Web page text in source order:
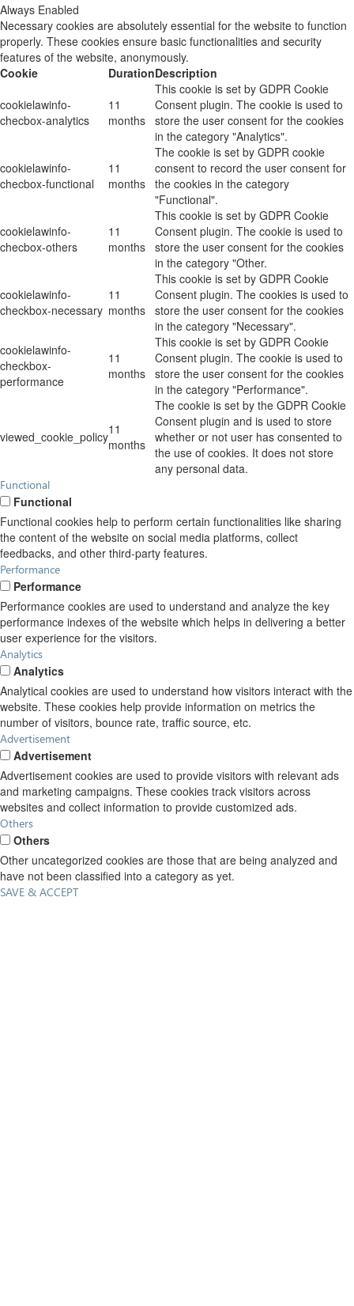
Always Enabled
Necessary cookies are absolutely essential for the website to function
properly. These cookies ensure basic functionalities and security
features of the website, anonymously.
Cookie
DurationDescription
cookielawinfo-
checbox-analytics
11
months
This cookie is set by GDPR Cookie
Consent plugin. The cookie is used to
store the user consent for the cookies
in the category "Analytics".
cookielawinfo-
checbox-functional
11
months
The cookie is set by GDPR cookie
consent to record the user consent for
the cookies in the category
"Functional".
cookielawinfo-
checbox-others
11
months
This cookie is set by GDPR Cookie
Consent plugin. The cookie is used to
store the user consent for the cookies
in the category "Other.
cookielawinfo-
checkbox-necessary
11
months
This cookie is set by GDPR Cookie
Consent plugin. The cookies is used to
store the user consent for the cookies
in the category "Necessary".
cookielawinfo-
checkbox-
performance
11
months
This cookie is set by GDPR Cookie
Consent plugin. The cookie is used to
store the user consent for the cookies
in the category "Performance".
viewed_cookie_policy11
months
The cookie is set by the GDPR Cookie
Consent plugin and is used to store
whether or not user has consented to
the use of cookies. It does not store
any personal data.
Functional
Functional
Functional cookies help to perform certain functionalities like sharing
the content of the website on social media platforms, collect
feedbacks, and other third-party features.
Performance
Performance
Performance cookies are used to understand and analyze the key
performance indexes of the website which helps in delivering a better
user experience for the visitors.
Analytics
Analytics
Analytical cookies are used to understand how visitors interact with the
website. These cookies help provide information on metrics the
number of visitors, bounce rate, traffic source, etc.
Advertisement
Advertisement
Advertisement cookies are used to provide visitors with relevant ads
and marketing campaigns. These cookies track visitors across
websites and collect information to provide customized ads.
Others
Others
Other uncategorized cookies are those that are being analyzed and
have not been classified into a category as yet.
SAVE & ACCEPT